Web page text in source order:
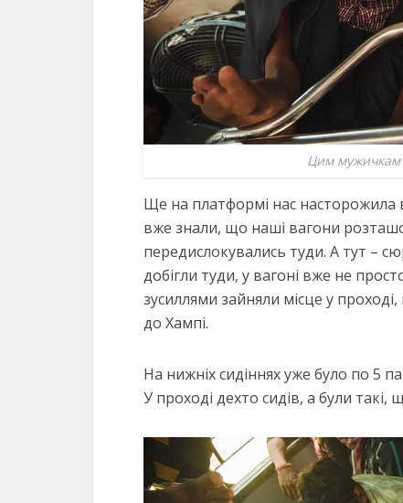
Цим мужичкам
Ще на платформі нас насторожила
вже знали, що наші вагони
передислокувались туди. А тут –
добігли туди, у вагоні вже не
зусиллями зайняли місце у
до Хампі.
На нижніх сидіннях уже було по 5
У проході дехто сидів, а були